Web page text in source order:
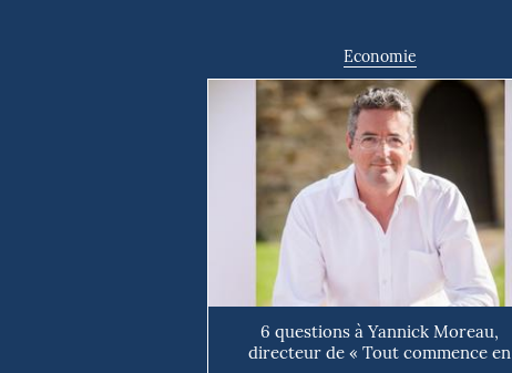
Economie
6 questions à Yannick Moreau,
directeur de « Tout commence en